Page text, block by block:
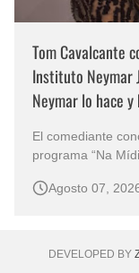
Tom Cavalcante
Instituto Neymar
Neymar lo hace
El comediante
programa “Na
eventos benéficos más
Agosto 07,
DEVELOPED BY